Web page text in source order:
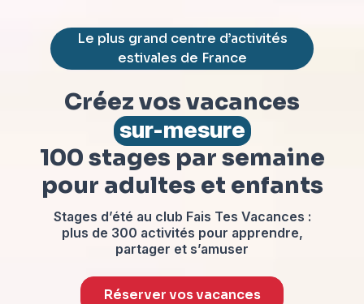
Le plus grand centre d’activités
estivales de France
Créez vos vacances
sur-mesure
100 stages par semaine
pour adultes et enfants
Stages d’été au club Fais Tes Vacances :
plus de 300 activités pour apprendre,
partager et s’amuser
Réserver vos vacances